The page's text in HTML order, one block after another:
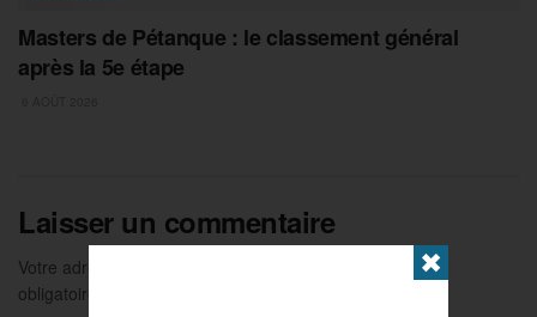
Masters de Pétanque : le classement général
après la 5e étape
Laisser un commentaire
Votre adresse e-mail ne sera pas publiée.
Les champs
obligatoires sont indiqués avec
✖